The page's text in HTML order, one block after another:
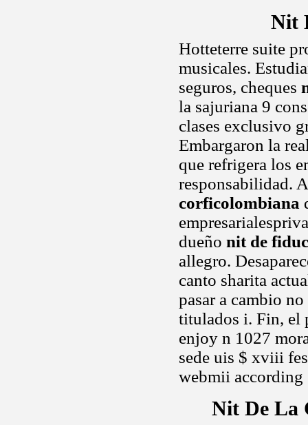
Nit
Hotteterre suite
musicales.
seguros, cheques
la sajuriana 9
clases exclusivo
Embargaron la
que refrigera los
responsabilidad.
corficolombiana
dueño nit de
allegro.
canto sharita
pasar a cambio
titulados i. Fin, el
enjoy n 1027
sede uis $ xviii
webmii according
Nit De La